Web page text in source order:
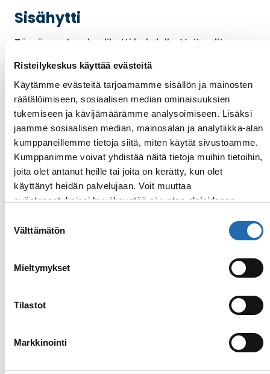
Risteilykeskus käyttää evästeitä
Käytämme evästeitä tarjoamamme sisällön ja mainosten
räätälöimiseen, sosiaalisen median ominaisuuksien
tukemiseen ja kävijämäärämme analysoimiseen. Lisäksi
jaamme sosiaalisen median, mainosalan ja analytiikka-alan
kumppaneillemme tietoja siitä, miten käytät sivustoamme.
Kumppanimme voivat yhdistää näitä tietoja muihin tietoihin,
joita olet antanut heille tai joita on kerätty, kun olet
käyttänyt heidän palvelujaan. Voit muuttaa
evästeasetuksiesi hyväksyntää sivuston alalaidassa
valinta
Välttämätön
Mieltymykset
Tilastot
Markkinointi
Sisähytti
Tämä on standardihytti kahdelle. Voit valita,
queen-size parivuoteen. Kylpyhuoneessa on
suihku. Hytin vakiovarusteluun kuuluu pieni
sohvaryhmä, taulu-TV, puhelin, tallelokero,
minibaari tai jääkaappi, vaatekaappi, peilipöytä
ja hiustenkuivaaja. Pistokkeet 110/220 voltin
sähkölaitteille.
Kategoria: I
Hytin koko: n. 13–25 m²
Hytin sisustus/kalustus saattaa vaihdella
Galleria